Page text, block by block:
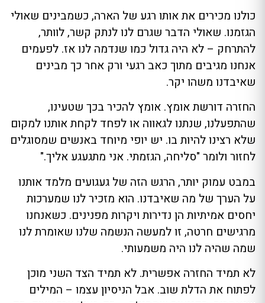
כולנו מכירים את אותו רגע של הארה, כשמבינים שאולי
הגזמנו. שאולי הדבר שגרם לנו לנתק קשר, לוותר,
להתרחק – לא היה גדול כמו שנדמה לנו אז. לפעמים
אנחנו מגיבים מתוך כאב רגעי ורק אחר כך מבינים
שאיבדנו משהו יקר.
החזרה דורשת אומץ. אומץ להכיר בכך שטעינו,
שהתפעלנו, שנתנו לגאווה או לפחד לקחת אותנו למקום
שלא רצינו להיות בו. יש יופי מיוחד באנשים שמסוגלים
לחזור ולומר "סליחה, הגזמתי. אני מתגעגע אליך."
במבט עמוק יותר, הרגש הזה של געגועים מלמד אותנו
על הערך של מה שאיבדנו. הוא מזכיר לנו שמערכות
יחסים אמיתיות הן נדירות ויקרות מפנינים. כשאנחנו
מרגישים חרטה, זו למעשה הנשמה שלנו שאומרת לנו
שמה שהיה לנו היה משמעותי.
לא תמיד החזרה אפשרית. לא תמיד הצד השני מוכן
לפתוח את הדלת שוב. אבל הניסיון עצמו – המילים